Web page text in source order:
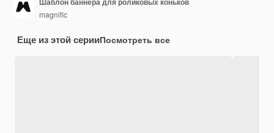
magnific
Еще из этой серииПосмотреть все